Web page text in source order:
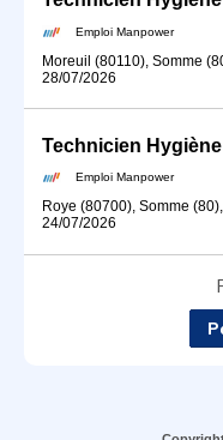
Emploi Manpower
Moreuil (80110), Somme
28/07/2026
Emploi Manpower
Roye (80700), Somme
24/07/2026